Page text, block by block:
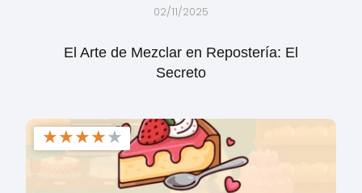
02/11/2025
El Arte de Mezclar en Repostería: El
Secreto
★★★★★